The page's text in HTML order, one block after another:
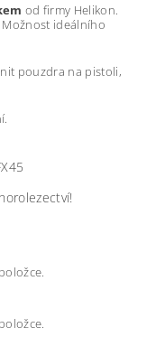
od firmy Helikon.
Možnost ideálního
pouzdra na pistoli,